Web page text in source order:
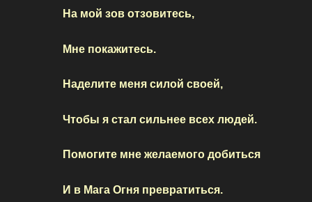
На мой зов отзовитесь,
Мне покажитесь.
Наделите меня силой своей,
Чтобы я стал сильнее всех людей.
Помогите мне желаемого добиться
И в Мага Огня превратиться.